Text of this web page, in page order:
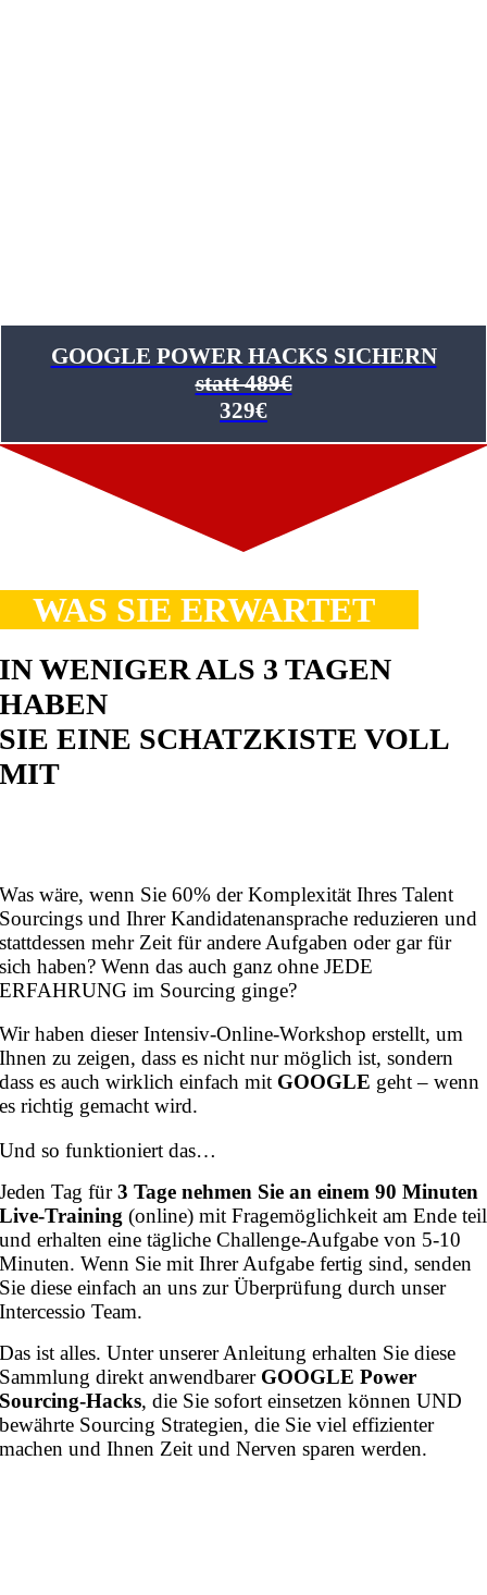
GOOGLE POWER HACKS SICHERN
statt 489€
329€
WAS SIE ERWARTET
IN WENIGER ALS 3 TAGEN
HABEN
SIE EINE SCHATZKISTE VOLL
MIT
Was wäre, wenn Sie 60% der Komplexität Ihres Talent
Sourcings und Ihrer Kandidatenansprache reduzieren und
stattdessen mehr Zeit für andere Aufgaben oder gar für
sich haben? Wenn das auch ganz ohne JEDE
ERFAHRUNG im Sourcing ginge?
Wir haben dieser Intensiv-Online-Workshop erstellt, um
Ihnen zu zeigen, dass es nicht nur möglich ist, sondern
dass es auch wirklich einfach mit GOOGLE geht – wenn
es richtig gemacht wird.
Und so funktioniert das…
Jeden Tag für3 Tage nehmen Sie an einem 90 Minuten
Live-Training (online) mit Fragemöglichkeit am Ende teil
und erhalten eine tägliche Challenge-Aufgabe von 5-10
Minuten. Wenn Sie mit Ihrer Aufgabe fertig sind, senden
Sie diese einfach an uns zur Überprüfung durch unser
Intercessio Team.
Das ist alles. Unter unserer Anleitung erhalten Sie diese
Sammlung direkt anwendbarer GOOGLE Power
Sourcing-Hacks, die Sie sofort einsetzen können UND
bewährte Sourcing Strategien, die Sie viel effizienter
machen und Ihnen Zeit und Nerven sparen werden.